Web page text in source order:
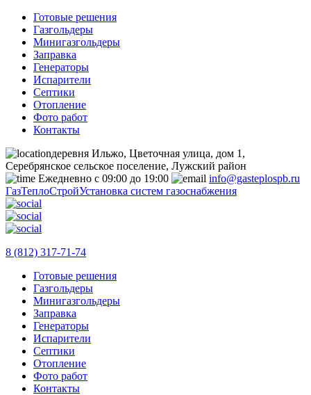
Готовые решения
Газгольдеры
Минигазгольдеры
Заправка
Генераторы
Испарители
Септики
Отопление
Фото работ
Контакты
деревня Ильжо, Цветочная улица, дом 1,
Серебрянское сельское поселение, Лужский район
Ежедневно с 09:00 до 19:00
info@gasteplospb.ru
ГазТеплоСтройУстановка систем газоснабжения
8 (812) 317-71-74
Готовые решения
Газгольдеры
Минигазгольдеры
Заправка
Генераторы
Испарители
Септики
Отопление
Фото работ
Контакты